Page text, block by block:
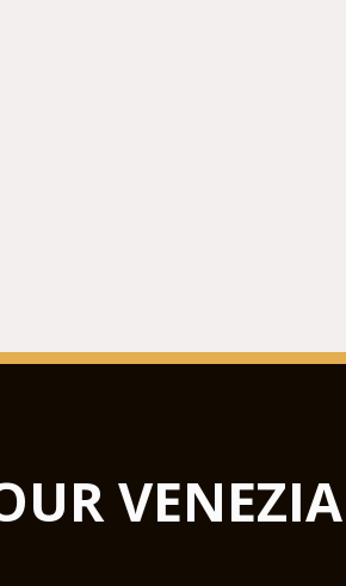
VENEZIA